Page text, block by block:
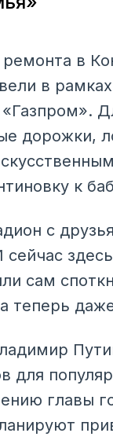
в
в
дорожки,
к
с
сам
теперь
для
главы